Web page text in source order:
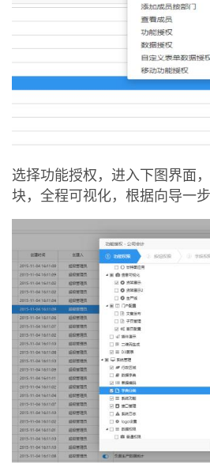
选择功能授权，进入下图界面
块，全程可视化，根据向导一